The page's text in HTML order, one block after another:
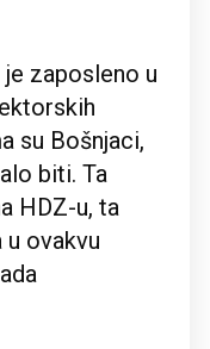
je zaposleno u
su Bošnjaci,
biti. Ta
HDZ-u, ta
ovakvu